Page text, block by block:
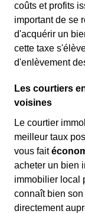
coûts et profits
important de se
d'acquérir un
cette taxe
d'enlèvement
Les courtiers
voisines
Le courtier
meilleur taux
vous fait
acheter un bien
immobilier local
connaît bien
directement